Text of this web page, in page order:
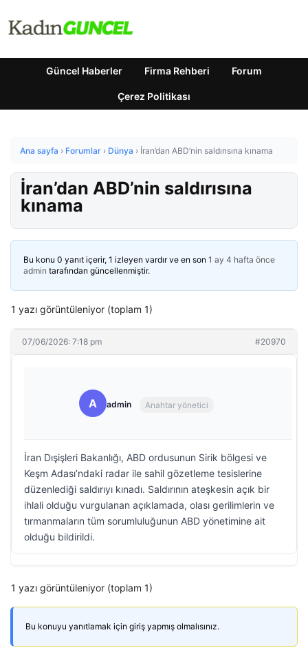
Güncel Haberler Firma Rehberi Forum
Çerez Politikası
Ana sayfa › Forumlar › Dünya › İran’dan ABD’nin saldırısına kınama
İran’dan ABD’nin saldırısına
kınama
Bu konu 0 yanıt içerir, 1 izleyen vardır ve en son 1 ay 4 hafta önce
admin tarafından güncellenmiştir.
1 yazı görüntüleniyor (toplam 1)
07/06/2026: 7:18 pm #20970
A admin Anahtar yönetici
İran Dışişleri Bakanlığı, ABD ordusunun Sirik bölgesi ve
Keşm Adası’ndaki radar ile sahil gözetleme tesislerine
düzenlediği saldırıyı kınadı. Saldırının ateşkesin açık bir
ihlali olduğu vurgulanan açıklamada, olası gerilimlerin ve
tırmanmaların tüm sorumluluğunun ABD yönetimine ait
olduğu bildirildi.
1 yazı görüntüleniyor (toplam 1)
Bu konuyu yanıtlamak için giriş yapmış olmalısınız.